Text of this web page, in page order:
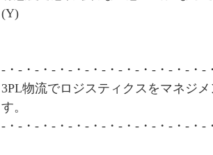
(Y)
-・-・-・-・-・-・-・-・-・-・-・-・-
3PL物流でロジスティクスをマネジ
す。
-・-・-・-・-・-・-・-・-・-・-・-・-